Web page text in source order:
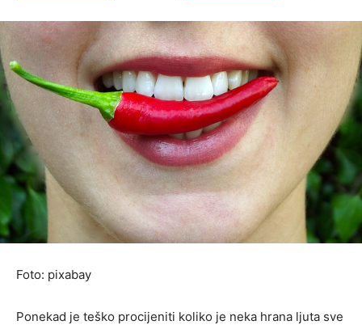
Foto: pixabay
Ponekad je teško procijeniti koliko je neka hrana ljuta sve